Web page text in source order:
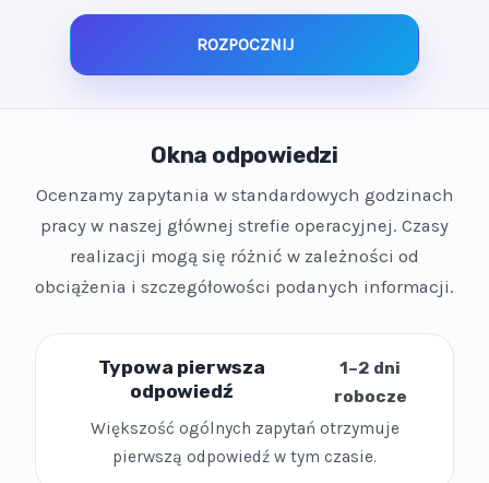
ROZPOCZNIJ
Okna odpowiedzi
Ocenzamy zapytania w standardowych godzinach
pracy w naszej głównej strefie operacyjnej. Czasy
realizacji mogą się różnić w zależności od
obciążenia i szczegółowości podanych informacji.
Typowa pierwsza
odpowiedź
1–2 dni
robocze
Większość ogólnych zapytań otrzymuje
pierwszą odpowiedź w tym czasie.